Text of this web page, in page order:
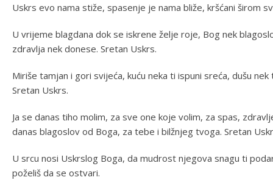
Uskrs evo nama stiže, spasenje je nama bliže, kršćani širom
U vrijeme blagdana dok se iskrene želje roje, Bog nek
zdravlja nek donese. Sretan Uskrs.
Miriše tamjan i gori svijeća, kuću neka ti ispuni sreća, dušu
Sretan Uskrs.
Ja se danas tiho molim, za sve one koje volim, za spas,
danas blagoslov od Boga, za tebe i bilžnjeg tvoga. Sretan
U srcu nosi Uskrslog Boga, da mudrost njegova snagu ti
poželiš da se ostvari.